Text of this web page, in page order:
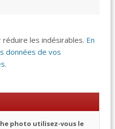
les indésirables. En
données de vos
.
photo utilisez-vous le